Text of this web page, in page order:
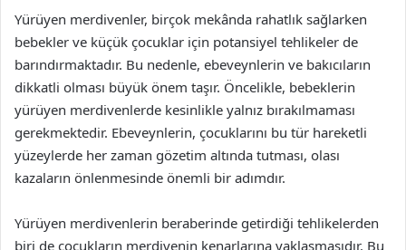
Yürüyen merdivenler, birçok mekânda rahatlık sağlarken
bebekler ve küçük çocuklar için potansiyel tehlikeler de
barındırmaktadır. Bu nedenle, ebeveynlerin ve bakıcıların
dikkatli olması büyük önem taşır. Öncelikle, bebeklerin
yürüyen merdivenlerde kesinlikle yalnız bırakılmaması
gerekmektedir. Ebeveynlerin, çocuklarını bu tür hareketli
yüzeylerde her zaman gözetim altında tutması, olası
kazaların önlenmesinde önemli bir adımdır.
Yürüyen merdivenlerin beraberinde getirdiği tehlikelerden
biri de çocukların merdivenin kenarlarına yaklaşmasıdır. Bu